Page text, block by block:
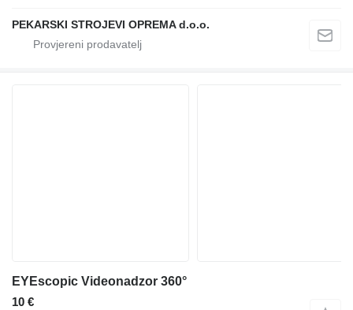
PEKARSKI STROJEVI OPREMA d.o.o.
EYEscopic Videonadzor 360°
10 €